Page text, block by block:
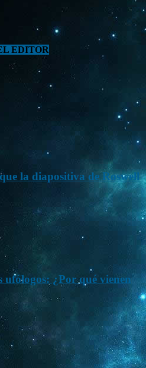
EDITOR
la diapositiva de Roswell
¿Por qué vienen